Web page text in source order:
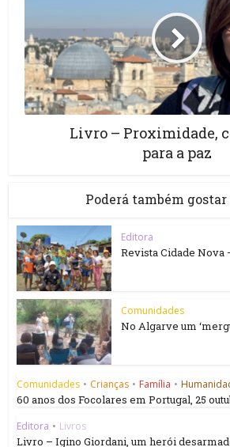
Livro – Proximidade,
para a paz
Poderá também
Editora
Revista Cidade Nova
Comunidades
No Algarve um
Comunidades • Crianças • Família •
60 anos dos Focolares em Portugal, 25
Editora • Livros
Livro – Igino Giordani, um herói